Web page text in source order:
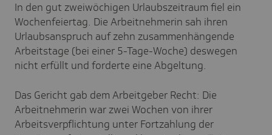
In den gut zweiwöchigen Urlaubszeitraum fiel ein
Wochenfeiertag. Die Arbeitnehmerin sah ihren
Urlaubsanspruch auf zehn zusammenhängende
Arbeitstage (bei einer 5-Tage-Woche) deswegen
nicht erfüllt und forderte eine Abgeltung.
Das Gericht gab dem Arbeitgeber Recht: Die
Arbeitnehmerin war zwei Wochen von ihrer
Arbeitsverpflichtung unter Fortzahlung der